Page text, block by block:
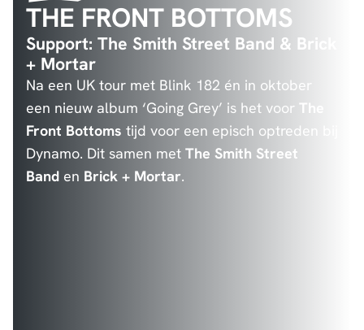
THE FRONT BOTTOMS
Support: The Smith Street Band & Brick
+ Mortar
Na een UK tour met Blink 182 én in oktober
een nieuw album ‘Going Grey’ is het voor The
Front Bottoms tijd voor een episch optreden bij
Dynamo. Dit samen met The Smith Street
Band en Brick + Mortar.